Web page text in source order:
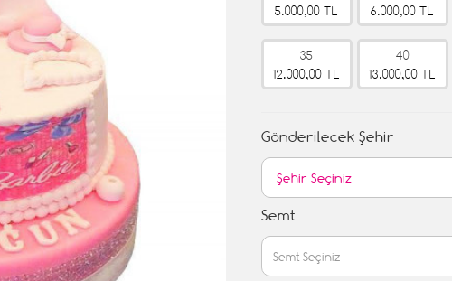
5.000,00 TL
6.000,00 TL
35
12.000,00 TL
40
13.000,00 TL
Gönderilecek Şehir
Semt